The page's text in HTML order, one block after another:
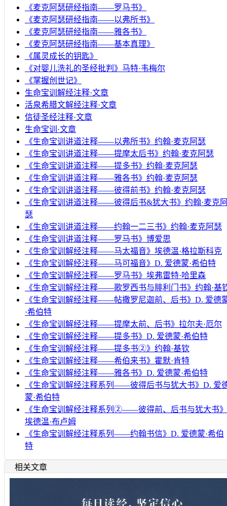
《麦克阿瑟研经指南——罗马书》
《麦克阿瑟研经指南——以弗所书》
《麦克阿瑟研经指南——雅各书》
《麦克阿瑟研经指南——基本真理》
《属灵成长的钥匙》
《对婴儿洗礼的圣经批判》马特·韦梅尔
《掌握创世记》
生命宝训解经注释·文章
活泉希腊文解经注释·文章
信徒圣经注释·文章
生命宝训·文章
《生命宝训讲道注释——以弗所书》约翰·麦克阿瑟
《生命宝训讲道注释——提摩太后书》约翰·麦克阿瑟
《生命宝训讲道注释——提多书》约翰·麦克阿瑟
《生命宝训讲道注释——雅各书》约翰·麦克阿瑟
《生命宝训讲道注释——彼得前书》约翰·麦克阿瑟
《生命宝训讲道注释——彼得后书&犹大书》约翰·麦克
瑟
《生命宝训讲道注释——约翰一二三书》约翰·麦克阿瑟
《生命宝训讲道注释——罗马书》博爱思
《生命宝训解经注释——马太福音》埃德温·格拉斯科克
《生命宝训解经注释——马可福音》D. 爱德蒙·希伯特
《生命宝训解经注释——罗马书》埃弗雷特·哈里森
《生命宝训解经注释——歌罗西书与腓利门书》约翰·基
《生命宝训解经注释——帖撒罗尼迦前、后书》D. 爱德
·希伯特
《生命宝训解经注释——提摩太前、后书》拉尔夫·厄尔
《生命宝训解经注释——提多书》D. 爱德蒙·希伯特
《生命宝训解经注释——提多书②》约翰·基钦
《生命宝训解经注释——希伯来书》霍默·肯特
《生命宝训解经注释——雅各书》D. 爱德蒙·希伯特
《生命宝训解经注释系列——彼得后书与犹大书》D. 爱
蒙·希伯特
《生命宝训解经注释系列②——彼得前、后书与犹大书》
埃德温·布卢姆
《生命宝训解经注释系列——约翰书信》D. 爱德蒙·希伯
特
相关文章